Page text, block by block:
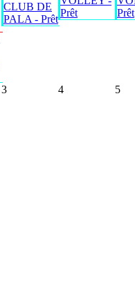
CLUB DE
PALA - Prêt
Prêt
Prêt
3 4 5